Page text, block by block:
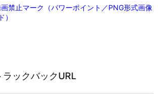
禁止マーク（パワーポイント／PNG形式画像
ラックバックURL